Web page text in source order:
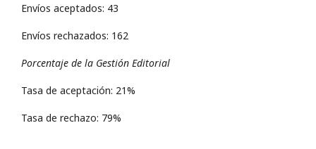
Envíos aceptados: 43
Envíos rechazados: 162
Porcentaje de la Gestión Editorial
Tasa de aceptación: 21%
Tasa de rechazo: 79%